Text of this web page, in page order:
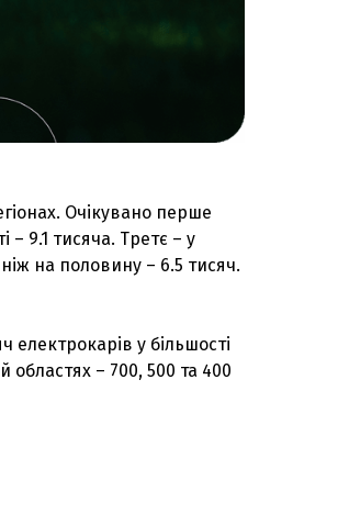
Очікувано перше
– 9.1 тисяча. Третє – у
на половину – 6.5 тисяч.
електрокарів у більшості
областях – 700, 500 та 400